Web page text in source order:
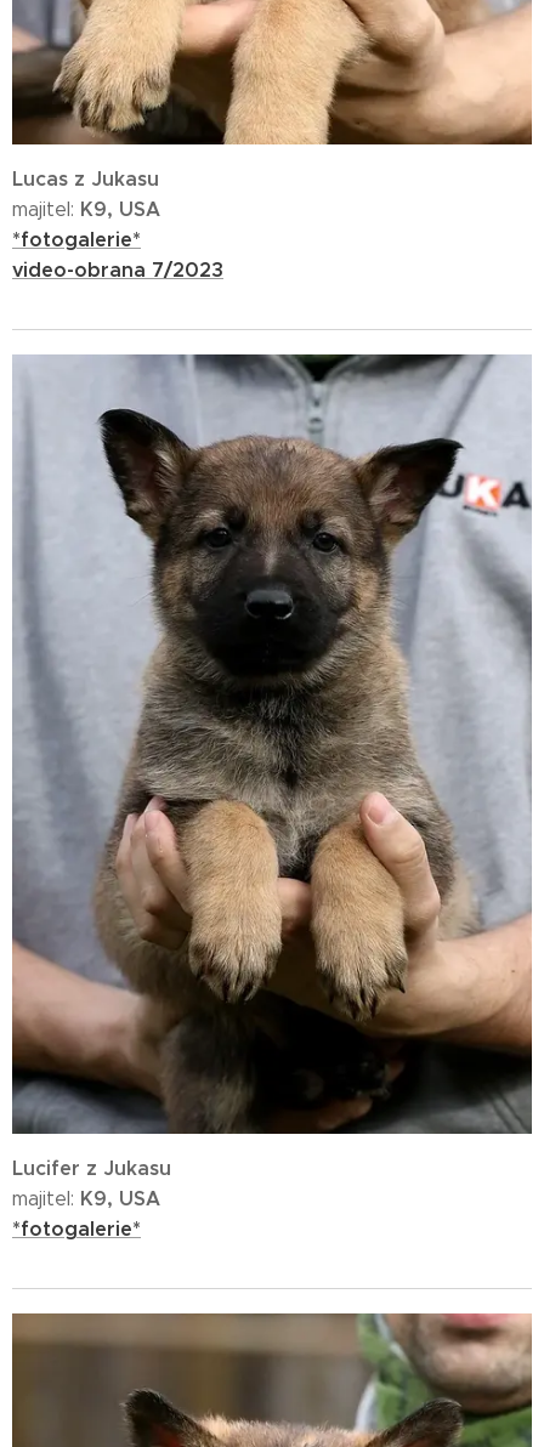
Lucas z Jukasu
majitel: K9, USA
*fotogalerie*
video-obrana 7/2023
Lucifer z Jukasu
majitel: K9, USA
*fotogalerie*